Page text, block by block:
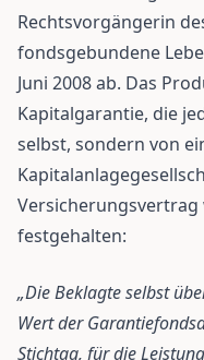
Rechtsvorgängerin
fondsgebundene
Juni 2008 ab. Das
Kapitalgarantie, die
selbst, sondern von
festgehalten:
„Die Beklagte selbst
Wert der
Stichtag, für die